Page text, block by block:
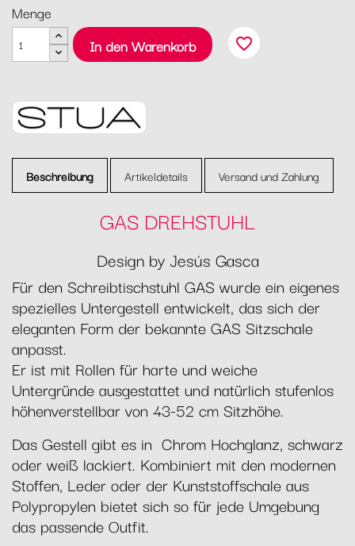
120
Menge
In den Warenkorb
favorite_border
Beschreibung Artikeldetails Versand und Zahlung
GAS DREHSTUHL
Design by Jesús Gasca
Für den Schreibtischstuhl GAS wurde ein eigenes
spezielles Untergestell entwickelt, das sich der
eleganten Form der bekannte GAS Sitzschale
anpasst.
Er ist mit Rollen für harte und weiche
Untergründe ausgestattet und natürlich stufenlos
höhenverstellbar von 43-52 cm Sitzhöhe.
Das Gestell gibt es in Chrom Hochglanz, schwarz
oder weiß lackiert. Kombiniert mit den modernen
Stoffen, Leder oder der Kunststoffschale aus
Polypropylen bietet sich so für jede Umgebung
das passende Outfit.